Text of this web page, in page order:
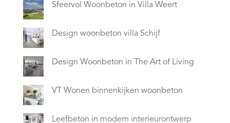
Sfeervol Woonbeton in Villa Weert
Design woonbeton villa Schijf
Design Woonbeton in The Art of Living
VT Wonen binnenkijken woonbeton
Leefbeton in modern interieurontwerp